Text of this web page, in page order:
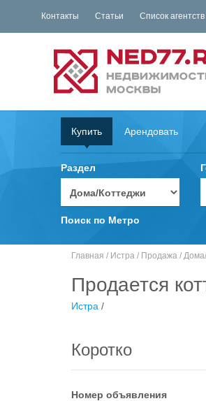
Контакты Статьи Список агентств
Купить Арендовать
Раздел
Поиск по Метро
Главная / Истра / Продажа /
Продается
Истра /
Коротко
Номер объявления